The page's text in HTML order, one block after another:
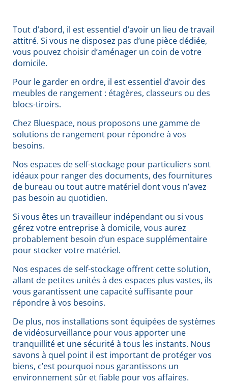
Tout d’abord, il est essentiel d’avoir un lieu de travail
attitré. Si vous ne disposez pas d’une pièce dédiée,
vous pouvez choisir d’aménager un coin de votre
domicile.
Pour le garder en ordre, il est essentiel d’avoir des
meubles de rangement : étagères, classeurs ou des
blocs-tiroirs.
Chez Bluespace, nous proposons une gamme de
solutions de rangement pour répondre à vos
besoins.
Nos espaces de self-stockage pour particuliers sont
idéaux pour ranger des documents, des fournitures
de bureau ou tout autre matériel dont vous n’avez
pas besoin au quotidien.
Si vous êtes un travailleur indépendant ou si vous
gérez votre entreprise à domicile, vous aurez
probablement besoin d’un espace supplémentaire
pour stocker votre matériel.
Nos espaces de self-stockage offrent cette solution,
allant de petites unités à des espaces plus vastes, ils
vous garantissent une capacité suffisante pour
répondre à vos besoins.
De plus, nos installations sont équipées de systèmes
de vidéosurveillance pour vous apporter une
tranquillité et une sécurité à tous les instants. Nous
savons à quel point il est important de protéger vos
biens, c’est pourquoi nous garantissons un
environnement sûr et fiable pour vos affaires.